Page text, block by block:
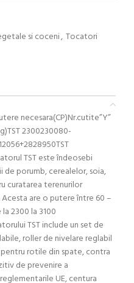
si coceni, Tocatori
necesara(CP)Nr.cutite”Y”
2300230080-
TST este îndeosebi
porumb, cerealelor, soia,
curatarea terenurilor
are o putere între 60 –
2300 la 3100
TST include un set de
roller de nivelare reglabil
rotile din spate, contra
de prevenire a
UE, centura